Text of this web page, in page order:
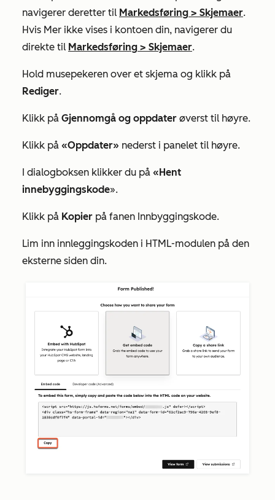
navigerer deretter til Markedsføring > Skjemaer.
Hvis Mer ikke vises i kontoen din, navigerer du
direkte til Markedsføring > Skjemaer.
Hold musepekeren over et skjema og klikk på
Rediger.
Klikk på Gjennomgå og oppdater øverst til høyre.
Klikk på «Oppdater» nederst i panelet til høyre.
I dialogboksen klikker du på «Hent
innebyggingskode».
Klikk på Kopier på fanen Innbyggingskode.
Lim inn innleggingskoden i HTML-modulen på den
eksterne siden din.